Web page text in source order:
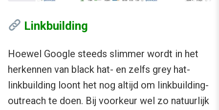
Linkbuilding
Hoewel Google steeds slimmer wordt in het
herkennen van black hat- en zelfs grey hat-
linkbuilding loont het nog altijd om linkbuilding-
outreach te doen. Bij voorkeur wel zo natuurlijk